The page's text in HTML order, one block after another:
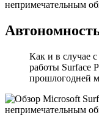
Как и в случае
работы Surface
прошлогодней